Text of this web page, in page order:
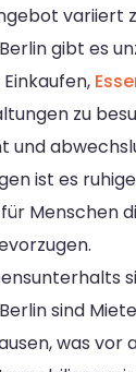
variiert
gibt es
zu
und
ist es
Menschen
sind
was vor